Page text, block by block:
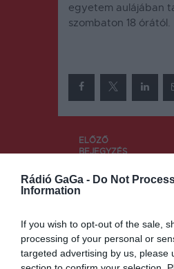
Rádió GaGa - Do Not
Information
If you wish to opt-out of the sale,
processing of your personal or
targeted advertising by us, please
egyetem aulájában
szombaton 18 órától.
Bejegyzés
ELŐZŐ
BEJEGYZÉS
biztosítással
et sem
hagyja
magukra a
rákmegelőzé